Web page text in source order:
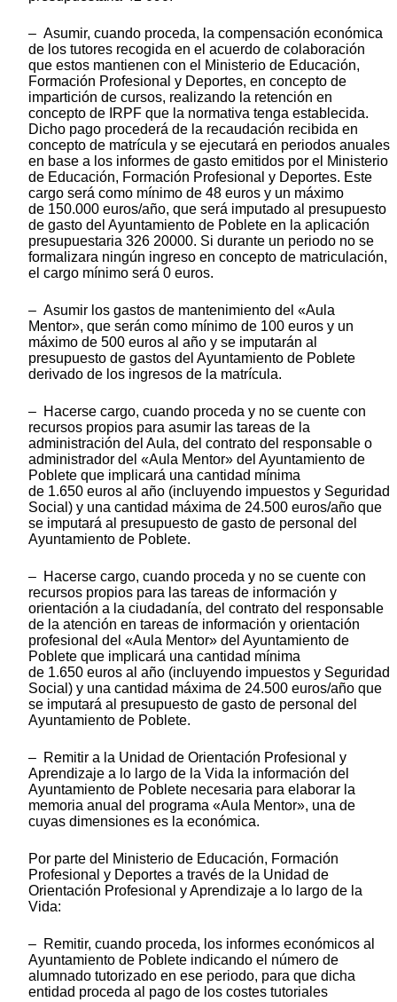
– Asumir, cuando proceda, la compensación económica
de los tutores recogida en el acuerdo de colaboración
que estos mantienen con el Ministerio de Educación,
Formación Profesional y Deportes, en concepto de
impartición de cursos, realizando la retención en
concepto de IRPF que la normativa tenga establecida.
Dicho pago procederá de la recaudación recibida en
concepto de matrícula y se ejecutará en periodos anuales
en base a los informes de gasto emitidos por el Ministerio
de Educación, Formación Profesional y Deportes. Este
cargo será como mínimo de 48 euros y un máximo
de 150.000 euros/año, que será imputado al presupuesto
de gasto del Ayuntamiento de Poblete en la aplicación
presupuestaria 326 20000. Si durante un periodo no se
formalizara ningún ingreso en concepto de matriculación,
el cargo mínimo será 0 euros.
– Asumir los gastos de mantenimiento del «Aula
Mentor», que serán como mínimo de 100 euros y un
máximo de 500 euros al año y se imputarán al
presupuesto de gastos del Ayuntamiento de Poblete
derivado de los ingresos de la matrícula.
– Hacerse cargo, cuando proceda y no se cuente con
recursos propios para asumir las tareas de la
administración del Aula, del contrato del responsable o
administrador del «Aula Mentor» del Ayuntamiento de
Poblete que implicará una cantidad mínima
de 1.650 euros al año (incluyendo impuestos y Seguridad
Social) y una cantidad máxima de 24.500 euros/año que
se imputará al presupuesto de gasto de personal del
Ayuntamiento de Poblete.
– Hacerse cargo, cuando proceda y no se cuente con
recursos propios para las tareas de información y
orientación a la ciudadanía, del contrato del responsable
de la atención en tareas de información y orientación
profesional del «Aula Mentor» del Ayuntamiento de
Poblete que implicará una cantidad mínima
de 1.650 euros al año (incluyendo impuestos y Seguridad
Social) y una cantidad máxima de 24.500 euros/año que
se imputará al presupuesto de gasto de personal del
Ayuntamiento de Poblete.
– Remitir a la Unidad de Orientación Profesional y
Aprendizaje a lo largo de la Vida la información del
Ayuntamiento de Poblete necesaria para elaborar la
memoria anual del programa «Aula Mentor», una de
cuyas dimensiones es la económica.
Por parte del Ministerio de Educación, Formación
Profesional y Deportes a través de la Unidad de
Orientación Profesional y Aprendizaje a lo largo de la
Vida:
– Remitir, cuando proceda, los informes económicos al
Ayuntamiento de Poblete indicando el número de
alumnado tutorizado en ese periodo, para que dicha
entidad proceda al pago de los costes tutoriales